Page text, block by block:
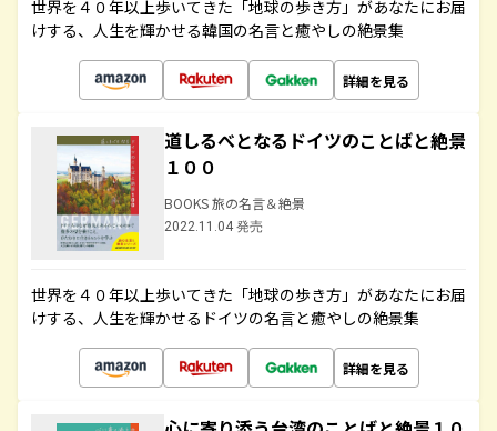
世界を４０年以上歩いてきた「地球の歩き方」があなたにお届
けする、人生を輝かせる韓国の名言と癒やしの絶景集
詳細を見る
道しるべとなるドイツのことばと絶景
１００
BOOKS 旅の名言＆絶景
2022.11.04 発売
世界を４０年以上歩いてきた「地球の歩き方」があなたにお届
けする、人生を輝かせるドイツの名言と癒やしの絶景集
詳細を見る